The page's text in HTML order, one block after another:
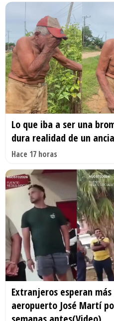
Lo que iba a ser una
dura realidad de un
Hace 17 horas
Extranjeros esperan
aeropuerto José Martí